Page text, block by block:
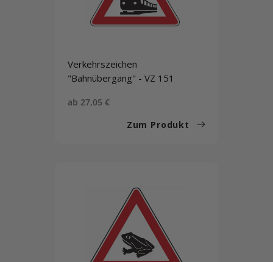
Verkehrszeichen
"Bahnübergang" - VZ 151
Sonderpreis
ab 27,05 €
Zum Produkt